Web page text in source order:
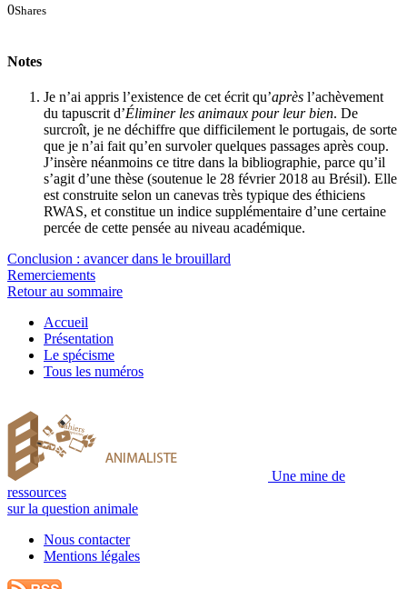
0Shares
Notes
Je n’ai appris l’existence de cet écrit qu’après l’achèvement
du tapuscrit d’Éliminer les animaux pour leur bien. De
surcroît, je ne déchiffre que difficilement le portugais, de sorte
que je n’ai fait qu’en survoler quelques passages après coup.
J’insère néanmoins ce titre dans la bibliographie, parce qu’il
s’agit d’une thèse (soutenue le 28 février 2018 au Brésil). Elle
est construite selon un canevas très typique des éthiciens
RWAS, et constitue un indice supplémentaire d’une certaine
percée de cette pensée au niveau académique.
Conclusion : avancer dans le brouillard
Remerciements
Retour au sommaire
Accueil
Présentation
Le spécisme
Tous les numéros
Une mine de
ressources
sur la question animale
Nous contacter
Mentions légales